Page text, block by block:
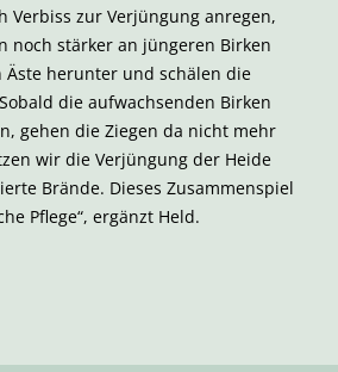
Verbiss zur Verjüngung anregen,
noch stärker an jüngeren Birken
Äste herunter und schälen die
die aufwachsenden Birken
gehen die Ziegen da nicht mehr
wir die Verjüngung der Heide
Brände. Dieses Zusammenspiel
Pflege“, ergänzt Held.